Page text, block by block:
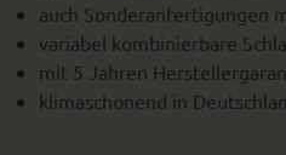
auch Sonderanfertigungen
variabel kombinierbare
mit 5 Jahren
klimaschonend in